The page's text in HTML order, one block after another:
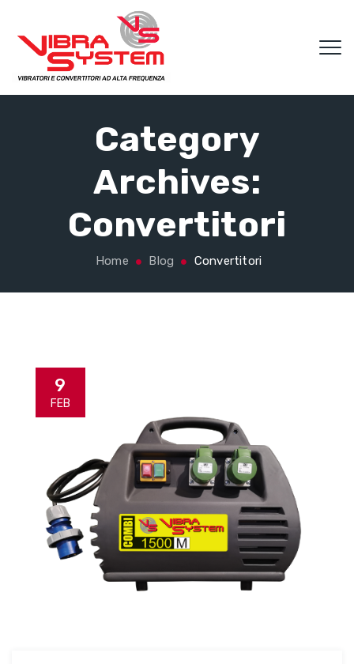
Category
Archives:
Convertitori
Home Blog Convertitori
9
FEB